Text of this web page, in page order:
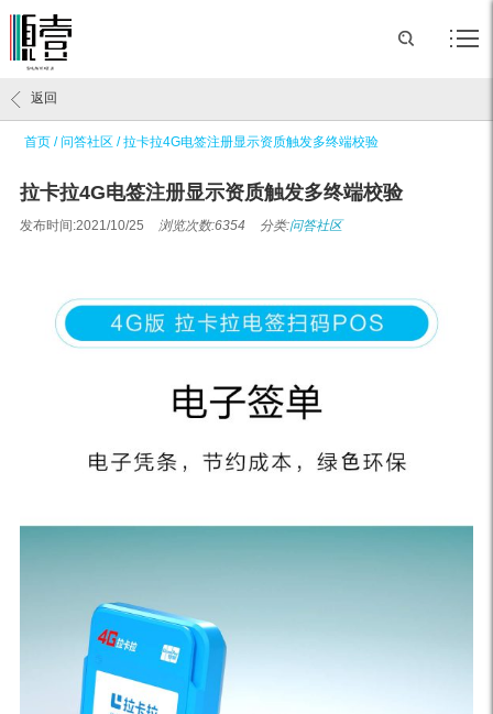
首页 /问答社区 /拉卡拉4G电签注册显示资质触发多终端校验
返回
拉卡拉4G电签注册显示资质触发多终端校验
发布时间:2021/10/25 浏览次数:6354 分类:问答社区